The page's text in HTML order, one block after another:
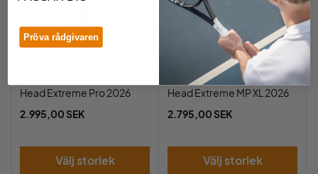
Head Extreme Pro 2026
2.995,00 SEK
Välj storlek
Head Extreme MP XL 2026
2.795,00 SEK
Välj storlek
Pröva rådgivaren